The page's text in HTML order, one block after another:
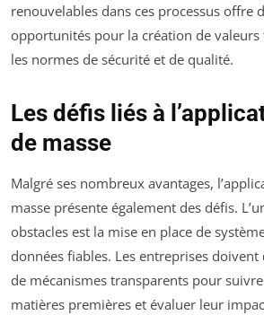
renouvelables dans ces processus offre
opportunités pour la création de
les normes de sécurité et de qualité.
Les défis liés à
de masse
Malgré ses nombreux avantages,
masse présente également des défis.
obstacles est la mise en place de
données fiables. Les entreprises doivent
de mécanismes transparents pour
matières premières et évaluer leur